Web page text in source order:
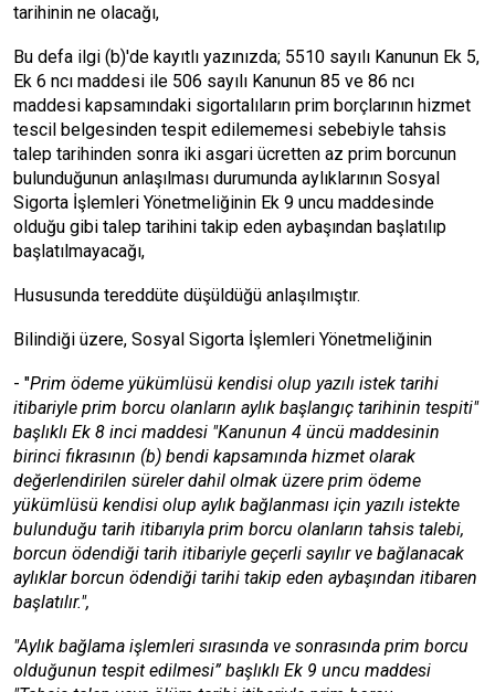
tarihinin ne olacağı,
Bu defa ilgi (b)'de kayıtlı yazınızda; 5510 sayılı Kanunun Ek 5,
Ek 6 ncı maddesi ile 506 sayılı Kanunun 85 ve 86 ncı
maddesi kapsamındaki sigortalıların prim borçlarının hizmet
tescil belgesinden tespit edilememesi sebebiyle tahsis
talep tarihinden sonra iki asgari ücretten az prim borcunun
bulunduğunun anlaşılması durumunda aylıklarının Sosyal
Sigorta İşlemleri Yönetmeliğinin Ek 9 uncu maddesinde
olduğu gibi talep tarihini takip eden aybaşından başlatılıp
başlatılmayacağı,
Hususunda tereddüte düşüldüğü anlaşılmıştır.
Bilindiği üzere, Sosyal Sigorta İşlemleri Yönetmeliğinin
- "Prim ödeme yükümlüsü kendisi olup yazılı istek tarihi
itibariyle prim borcu olanların aylık başlangıç tarihinin tespiti"
başlıklı Ek 8 inci maddesi "Kanunun 4 üncü maddesinin
birinci fıkrasının (b) bendi kapsamında hizmet olarak
değerlendirilen süreler dahil olmak üzere prim ödeme
yükümlüsü kendisi olup aylık bağlanması için yazılı istekte
bulunduğu tarih itibarıyla prim borcu olanların tahsis talebi,
borcun ödendiği tarih itibariyle geçerli sayılır ve bağlanacak
aylıklar borcun ödendiği tarihi takip eden aybaşından itibaren
başlatılır.",
"Aylık bağlama işlemleri sırasında ve sonrasında prim borcu
olduğunun tespit edilmesi” başlıklı Ek 9 uncu maddesi